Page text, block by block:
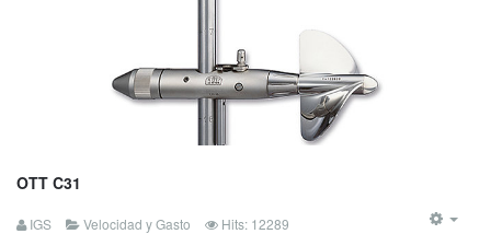
OTT C31
IGS Velocidad y Gasto Hits: 12289